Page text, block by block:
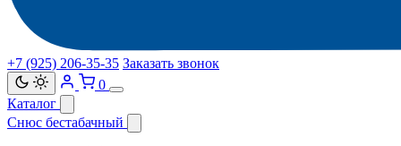
+7 (925) 206‑35‑35 Заказать звонок
0
Каталог
Снюс бестабачный